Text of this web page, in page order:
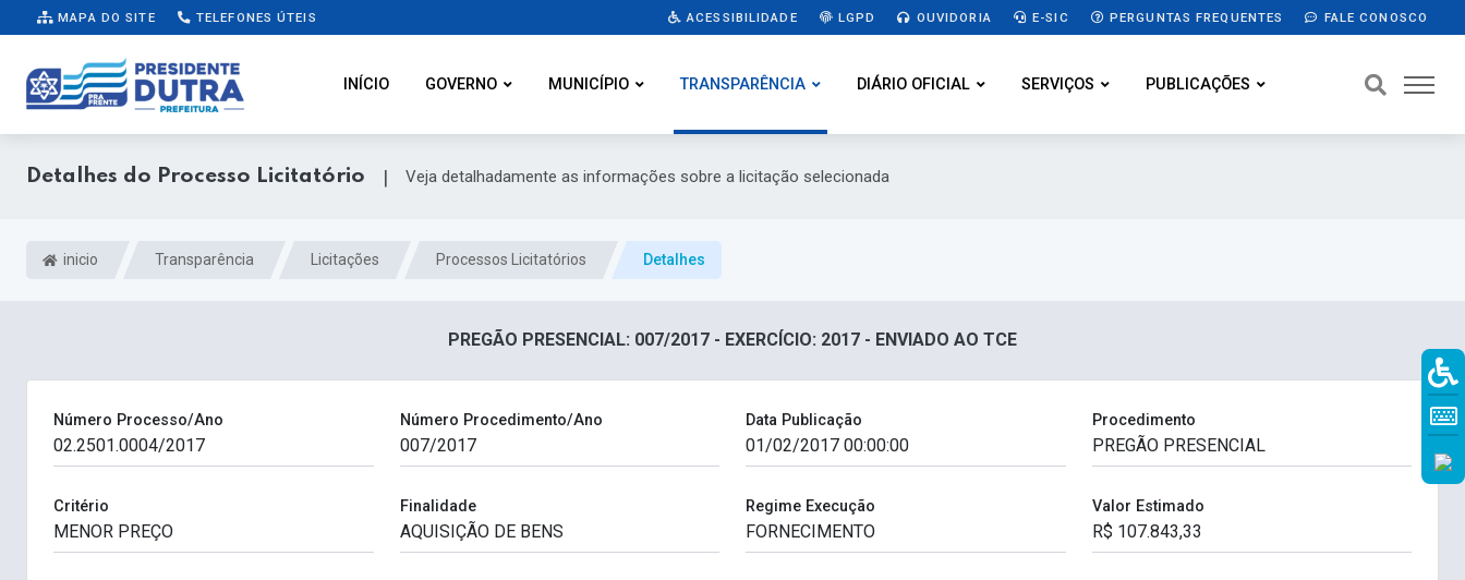
MAPA DO SITE TELEFONES ÚTEIS ACESSIBILIDADE LGPD OUVIDORIA E-SIC PERGUNTAS FREQUENTES FALE CONOSCO
INÍCIO GOVERNO MUNICÍPIO TRANSPARÊNCIA DIÁRIO OFICIAL SERVIÇOS PUBLICAÇÕES
Detalhes do Processo Licitatório | Veja detalhadamente as informações sobre a licitação selecionada
inicio Transparência Licitações Processos Licitatórios Detalhes
PREGÃO PRESENCIAL: 007/2017 - EXERCÍCIO: 2017 - ENVIADO AO TCE
Número Processo/Ano Número Procedimento/Ano Data Publicação Procedimento
Critério Finalidade Regime Execução Valor Estimado